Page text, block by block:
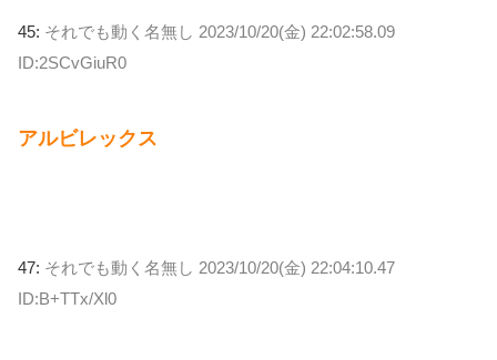
45: それでも動く名無し 2023/10/20(金) 22:02:58.09
ID:2SCvGiuR0
アルビレックス
47: それでも動く名無し 2023/10/20(金) 22:04:10.47
ID:B+TTx/Xl0